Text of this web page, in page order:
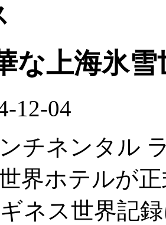
な上海氷
12-04
チネンタル
世界ホテルが
ネス世界記